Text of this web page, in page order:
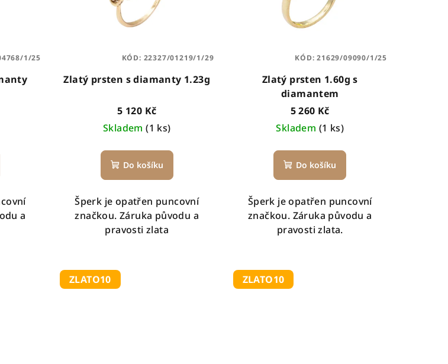
a
1/25
Zlatý prsten s diamanty 1.23g
5 120 Kč
Skladem(1 ks)
Do košíku
Šperk je opatřen puncovní
značkou. Záruka původu a
pravosti zlata
KÓD: 22327/01219/1/29
Zlatý prsten 1.60g s
diamantem
5 260 Kč
Skladem (1 ks)
Do košíku
Šperk je opatřen puncovní
značkou. Záruka původu a
pravosti zlata.
KÓD:21629/09090/1/25
ZLATO10 ZLATO10